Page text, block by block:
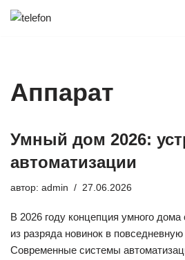
Аппарат
Умный дом 2026:
автоматизации
автор: admin 27.06.2026
В 2026 году концепция умного
из разряда новинок в
Современные системы